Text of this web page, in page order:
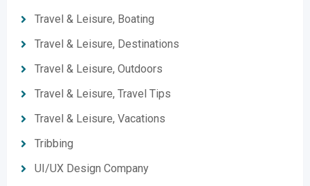
Travel & Leisure, Boating
Travel & Leisure, Destinations
Travel & Leisure, Outdoors
Travel & Leisure, Travel Tips
Travel & Leisure, Vacations
Tribbing
UI/UX Design Company